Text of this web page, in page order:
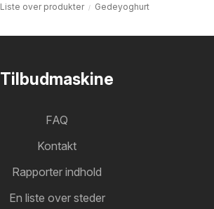
Liste over produkter Gedeyoghurt
Tilbudmaskine
FAQ
Kontakt
Rapporter indhold
En liste over steder